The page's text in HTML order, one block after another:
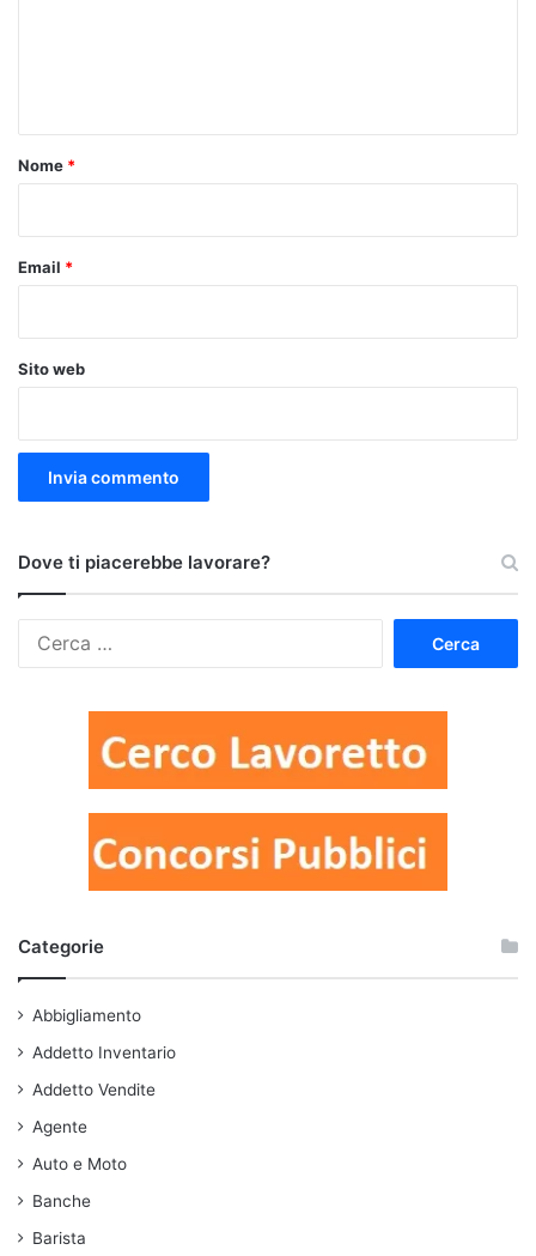
o
Nome *
Email *
Sito web
Dove ti piacerebbe lavorare?
Categorie
Abbigliamento
Addetto Inventario
Addetto Vendite
Agente
Auto e Moto
Banche
Barista